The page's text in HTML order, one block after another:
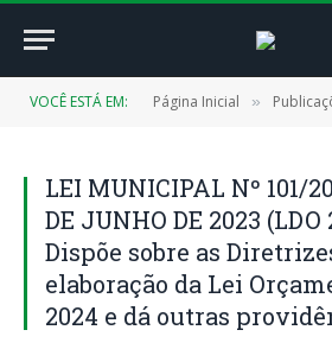
VOCÊ ESTÁ EM: Página Inicial »
LEI MUNICIPAL Nº 101/
DE JUNHO DE 2023 (LDO
Dispõe sobre as
elaboração da Lei
2024 e dá outras